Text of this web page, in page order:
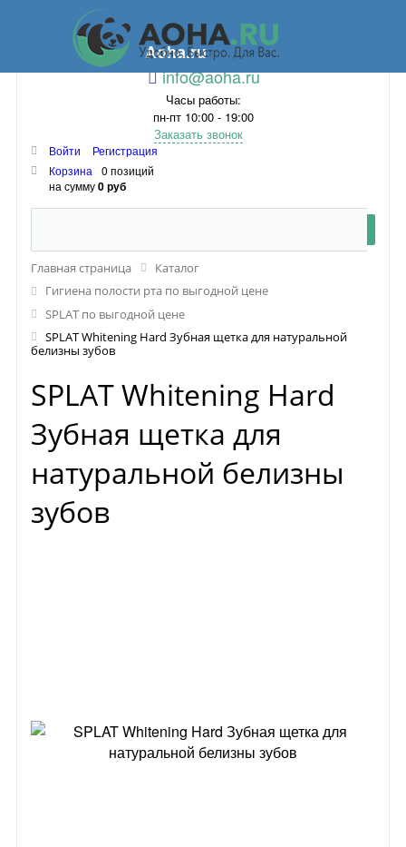
Aoha.ru
info@aoha.ru
Часы работы:
пн-пт 10:00 - 19:00
Заказать звонок
Войти
Регистрация
Корзина
0 позиций
на сумму0 руб
Главная страница
Каталог
Гигиена полости рта по выгодной цене
SPLAT по выгодной цене
SPLAT Whitening Hard Зубная щетка для натуральной
белизны зубов
SPLAT Whitening Hard
Зубная щетка для
натуральной белизны
зубов